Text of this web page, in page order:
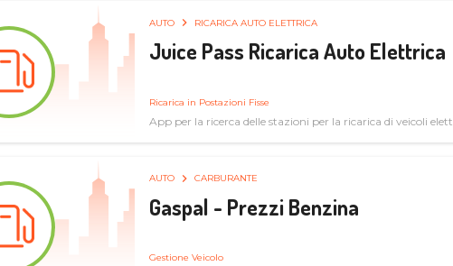
AUTO RICARICA AUTO ELETTRICA
Juice Pass Ricarica Auto Elettrica
Ricarica in Postazioni Fisse
App per la ricerca delle stazioni per la ricarica di veicoli
AUTO CARBURANTE
Gaspal - Prezzi Benzina
Gestione Veicolo